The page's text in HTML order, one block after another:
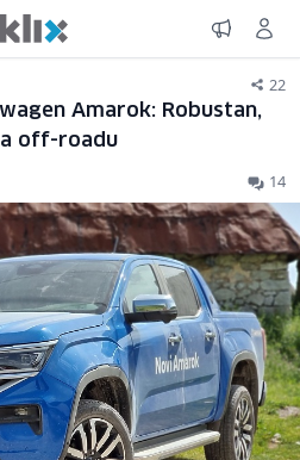
22
Amarok: Robustan,
off-roadu
14